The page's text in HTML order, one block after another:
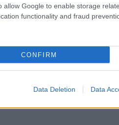
allow Google to enable storage
functionality and fraud
CONFIRM
Data Deletion Data
για να μεγαλώσετε τον
επαγγελματικά κλιματιστικά
απόκλιματιστικά οροφήςέως
αερίουΜΟΤΑΝ σε χονδρική